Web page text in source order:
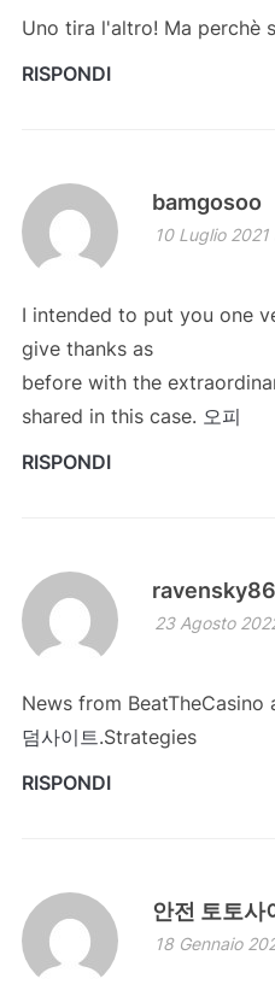
Uno tira l'altro! Ma perchè
RISPONDI
bamgosoo
10 Luglio
I intended to put you one
give thanks as
before with the
shared in this case. 오피
RISPONDI
23 Agosto
News from BeatTheCasino
덤사이트.Strategies
RISPONDI
안전 토토사
18 Gennaio